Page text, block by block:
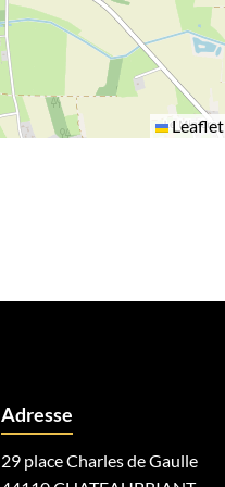
Leaflet
Adresse
29 place Charles de Gaulle